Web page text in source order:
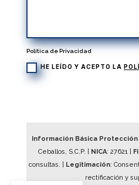
Política de Privacidad
HE LEÍDO Y ACEPTO LA
Información Básica
Ceballos, S.C.P. |
NICA: 27621|
consultas. |
Legitimación:
rectificación y